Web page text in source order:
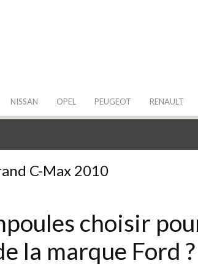
NISSAN OPEL PEUGEOT RENAULT
C-Max 2010
choisir
la marque Ford ?